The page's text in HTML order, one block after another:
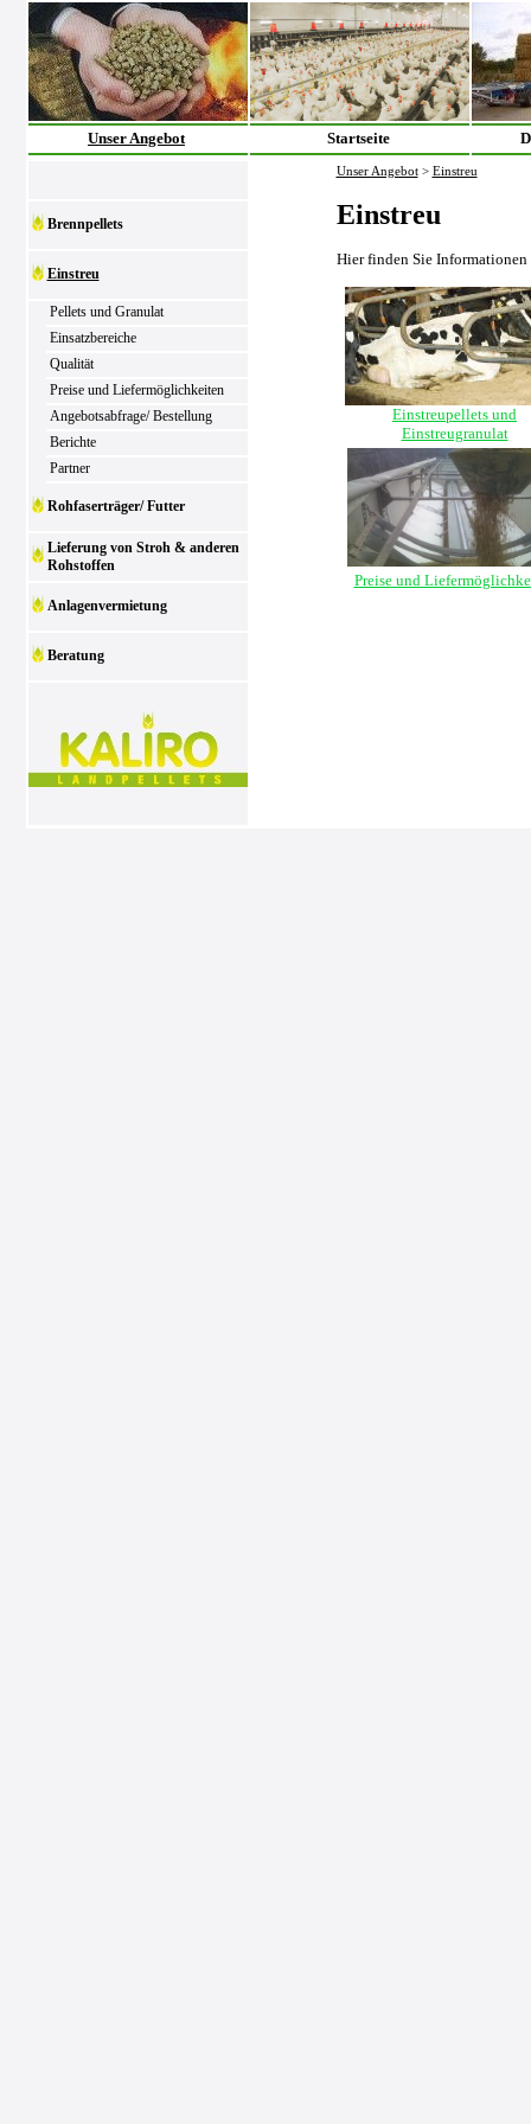
Unser Angebot Startseite
Brennpellets
Einstreu
Pellets und Granulat
Einsatzbereiche
Qualität
Preise und Liefermöglichkeiten
Angebotsabfrage/ Bestellung
Berichte
Partner
Rohfaserträger/ Futter
Lieferung von Stroh & anderen
Rohstoffen
Anlagenvermietung
Beratung
Unser Angebot > Einstreu
Einstreu
Hier finden Sie Informationen
Einstreupellets und
Einstreugranulat
Preise und